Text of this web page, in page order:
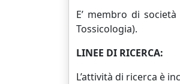
E’ membro di
Tossicologia).
LINEE DI RICERCA:
L’attività di ricerca è